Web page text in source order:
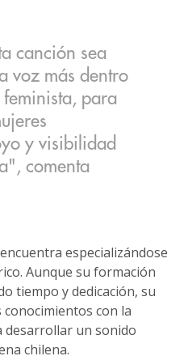
canción sea
voz más dentro
para
y visibilidad
comenta
especializándose
Aunque su formación
tiempo y dedicación, su
con la
desarrollar un sonido
chilena.